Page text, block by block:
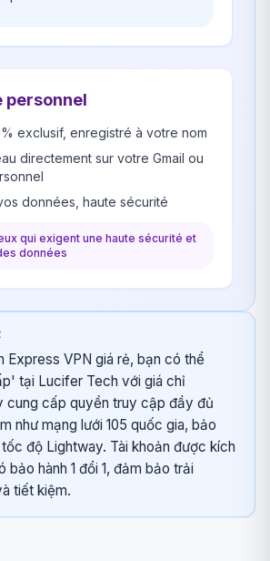
personnel
exclusif, enregistré à votre nom
directement sur votre Gmail ou
données, haute sécurité
qui exigent une haute sécurité et
données
Express VPN giá rẻ, bạn có thể
tại Lucifer Tech với giá chỉ
cung cấp quyền truy cập đầy đủ
như mạng lưới 105 quốc gia, bảo
độ Lightway. Tài khoản được kích
hành 1 đổi 1, đảm bảo trải
tiết kiệm.